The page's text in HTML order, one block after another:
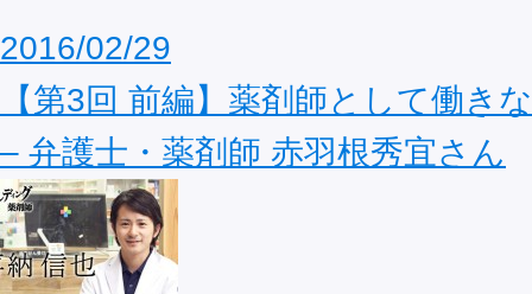
2016/02/29
【第3回 前編】薬剤師として働き
– 弁護士・薬剤師 赤羽根秀宜さん